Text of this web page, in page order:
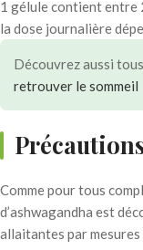
1 gélule contient entre
la dose journalière
Découvrez aussi
retrouver le sommeil
Comme pour tous
d’ashwagandha est
allaitantes par mesures